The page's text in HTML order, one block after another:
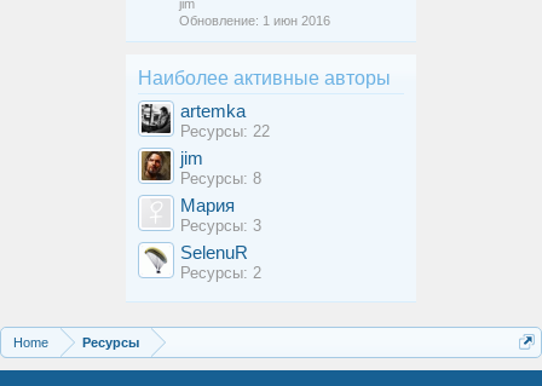
jim
Обновление: 1 июн 2016
Наиболее активные авторы
artemka
Ресурсы: 22
jim
Ресурсы: 8
Мария
Ресурсы: 3
SelenuR
Ресурсы: 2
Home Ресурсы